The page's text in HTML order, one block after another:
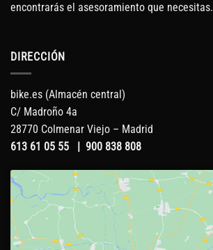
encontrarás el asesoramiento que necesitas.
DIRECCIÓN
bike.es (Almacén central)
C/ Madroño 4a
28770 Colmenar Viejo – Madrid
613 61 05 55
900 838 808